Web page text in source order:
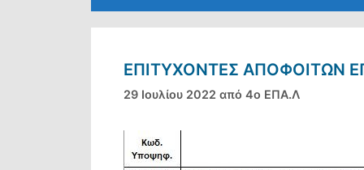
ΕΠΙΤΥΧΌΝΤΕΣ ΑΠΟΦΟΊΤΩΝ
29 Ιουλίου 2022 από 4ο ΕΠΑ.Λ